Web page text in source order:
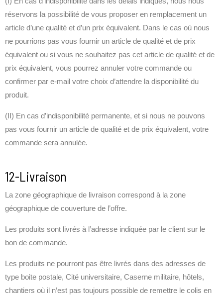
réservons la possibilité de vous proposer en remplacement un
article d’une qualité et d’un prix équivalent. Dans le cas où nous
ne pourrions pas vous fournir un article de qualité et de prix
équivalent ou si vous ne souhaitez pas cet article de qualité et de
prix équivalent, vous pourrez annuler votre commande ou
confirmer par e-mail votre choix d’attendre la disponibilité du
produit.
(II) En cas d’indisponibilité permanente, et si nous ne pouvons
pas vous fournir un article de qualité et de prix équivalent, votre
commande sera annulée.
12-Livraison
La zone géographique de livraison correspond à la zone
géographique de couverture de l’offre.
Les produits sont livrés à l’adresse indiquée par le client sur le
bon de commande.
Les produits ne pourront pas être livrés dans des adresses de
type boite postale, Cité universitaire, Caserne militaire, hôtels,
chantiers où il n’est pas toujours possible de remettre le colis en